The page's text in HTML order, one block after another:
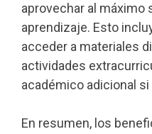
aprovechar al máximo
aprendizaje. Esto
acceder a materiales
actividades
académico adicional
En resumen, los